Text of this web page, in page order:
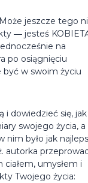
jeszcze tego
― jesteś
na
po osiągnięciu
być w swoim życiu
i dowiedzieć się, jak
swojego życia, a
nim było jak
autorka
umysłem i
Twojego życia: